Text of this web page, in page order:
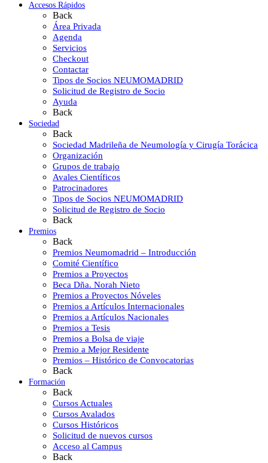
Accesos Rápidos
Back
Área Privada
Agenda
Servicios
Checkout
Contactar
Tipos de Socios NEUMOMADRID
Solicitud de Registro de Socio
Ayuda
Back
Sociedad
Back
Sociedad Madrileña de Neumología y Cirugía Torácica
Organización
Grupos de trabajo
Avales Científicos
Patrocinadores
Tipos de Socios NEUMOMADRID
Solicitud de Registro de Socio
Back
Premios
Back
Premios Neumomadrid – Introducción
Comité Científico
Premios a Proyectos
Beca Dña. Norah Nieto
Premios a Proyectos Nóveles
Premios a Artículos Internacionales
Premios a Artículos Nacionales
Premios a Tesis
Premios a Bolsa de viaje
Premio a Mejor Residente
Premios – Histórico de Convocatorias
Back
Formación
Back
Cursos Actuales
Cursos Avalados
Cursos Históricos
Solicitud de nuevos cursos
Acceso al Campus
Back